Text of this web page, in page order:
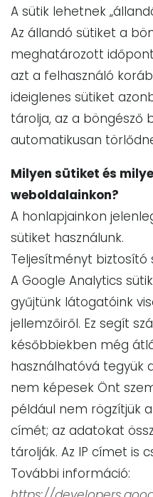
A sütik lehetnek
Az állandó sütiket a
meghatározott
azt a felhasználó
ideiglenes sütiket
tárolja, az a böngésző
automatikusan
Milyen sütiket és
weboldalainkon?
A honlapjainkon
sütiket használunk.
Teljesítményt biztosító
A Google Analytics
gyűjtünk látogatóink
jellemzőiről. Ez segít
későbbiekben még
használhatóvá tegyük
nem képesek Önt
például nem rögzítjük
címét; az adatokat
tárolják. Az IP címet is
További információ: